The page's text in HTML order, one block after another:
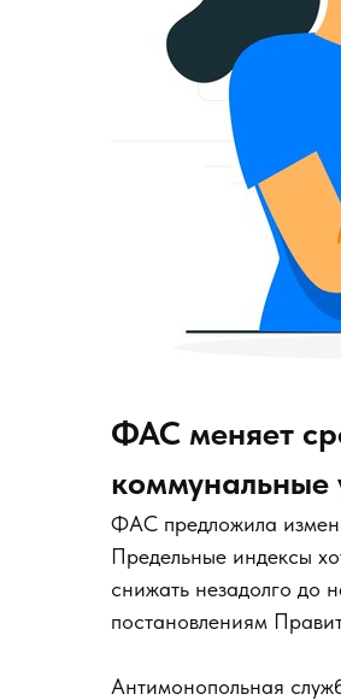
ФАС меняет
коммунальные
ФАС предложила
Предельные индексы
снижать незадолго до
постановлениям
Антимонопольная